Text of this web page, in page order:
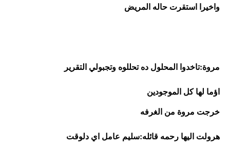
واخيرا استقرت حاله المريض
مروة:تاخدوا المحلول ده تحللوه وتجبولي التقرير
اؤما لها كل الموجودين
خرجت مروة من الغرفه
هرولت اليها رحمه قائله:سليم عامل اي دلوقت